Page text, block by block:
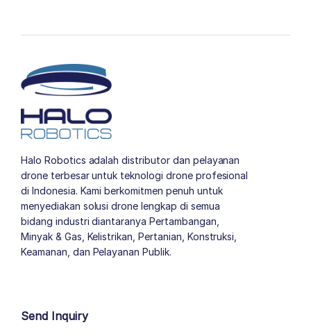
Halo Robotics adalah distributor dan pelayanan
drone terbesar untuk teknologi drone profesional
di Indonesia. Kami berkomitmen penuh untuk
menyediakan solusi drone lengkap di semua
bidang industri diantaranya Pertambangan,
Minyak & Gas, Kelistrikan, Pertanian, Konstruksi,
Keamanan, dan Pelayanan Publik.
Send Inquiry